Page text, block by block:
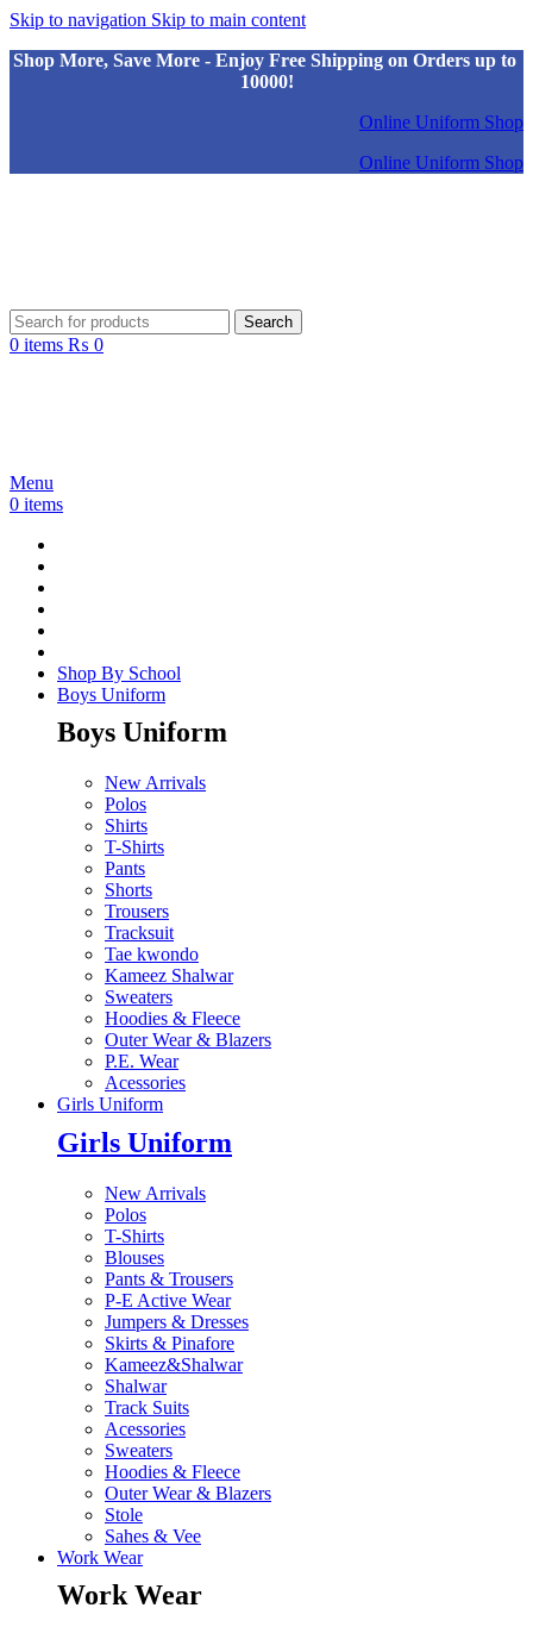
Skip to navigation Skip to main content
Shop More, Save More - Enjoy Free Shipping on Orders up to
10000!
Online Uniform Shop
Online Uniform Shop
Search
0 items ₨ 0
Menu
0 items
Shop By School
Boys Uniform
Boys Uniform
New Arrivals
Polos
Shirts
T-Shirts
Pants
Shorts
Trousers
Tracksuit
Tae kwondo
Kameez Shalwar
Sweaters
Hoodies & Fleece
Outer Wear & Blazers
P.E. Wear
Acessories
Girls Uniform
Girls Uniform
New Arrivals
Polos
T-Shirts
Blouses
Pants & Trousers
P-E Active Wear
Jumpers & Dresses
Skirts & Pinafore
Kameez&Shalwar
Shalwar
Track Suits
Acessories
Sweaters
Hoodies & Fleece
Outer Wear & Blazers
Stole
Sahes & Vee
Work Wear
Work Wear